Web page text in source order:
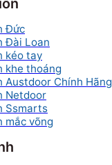
Đức
Đài Loan
kéo tay
khe thoáng
Austdoor Chính Hãng
Netdoor
Ssmarts
mắc võng